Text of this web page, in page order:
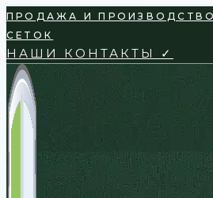
Перейти
к
содержимому
ПРОДАЖА И
СЕТОК
НАШИ КОНТАКТЫ ✓